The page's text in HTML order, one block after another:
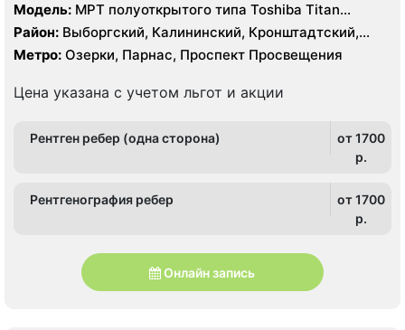
Модель: МРТ полуоткрытого типа Toshiba Titan
Vantage 3.0 Тесла, МРТ Toshiba Titan Vantage 1.5
Тесла, КТ Toshiba Somatom Zoom 64 среза, КТ Toshiba
Aquilon 320 срезов, ПЭТ-КТ Siemens Biograph mCT 128
Район: Выборгский, Калининский, Кронштадтский,
Курортный, Ленинградская область
Метро: Озерки, Парнас, Проспект Просвещения
Цена указана с учетом льгот и акции
Рентген ребер (одна сторона)
от 1700
p.
Рентгенография ребер
от 1700
p.
Онлайн запись